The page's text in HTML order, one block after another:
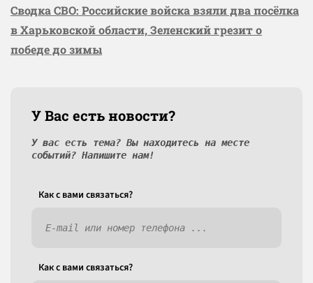
Сводка СВО: Российские войска взяли два посёлка
в Харьковской области, Зеленский грезит о
победе до зимы
У Вас есть новости?
У вас есть тема? Вы находитесь на месте
событий? Напишите нам!
Как c вами связаться?
Как c вами связаться?